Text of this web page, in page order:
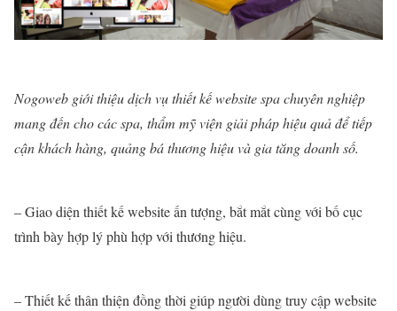
Nogoweb giới thiệu dịch vụ thiết kế website spa chuyên nghiệp
mang đến cho các spa, thẩm mỹ viện giải pháp hiệu quả để tiếp
cận khách hàng, quảng bá thương hiệu và gia tăng doanh số.
– Giao diện thiết kế website ấn tượng, bắt mắt cùng với bố cục
trình bày hợp lý phù hợp với thương hiệu.
– Thiết kế thân thiện đồng thời giúp người dùng truy cập website